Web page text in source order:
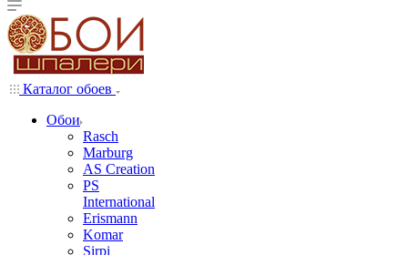
Каталог обоев
Обои
Rasch
Marburg
AS Creation
PS
International
Erismann
Komar
Sirpi